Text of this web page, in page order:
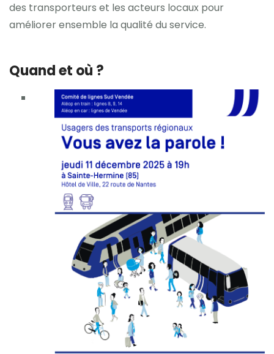
des transporteurs et les acteurs locaux pour
améliorer ensemble la qualité du service.
Quand et où ?